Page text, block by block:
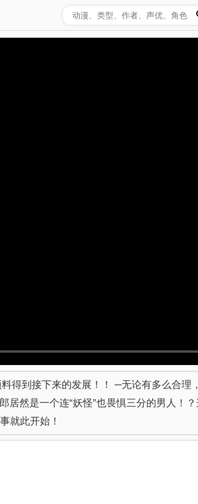
料得到接下来的发展！！ ─无论有多么合
居然是一个连“妖怪”也畏惧三分的男人！
就此开始！